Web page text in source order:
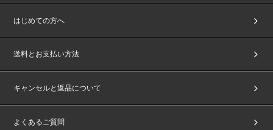
はじめての方へ
送料とお支払い方法
キャンセルと返品について
よくあるご質問